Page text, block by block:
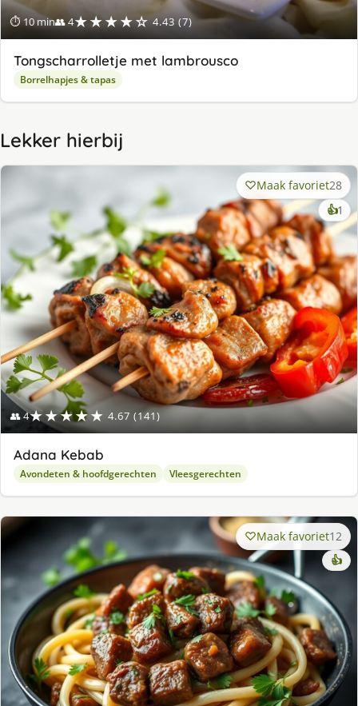
⏱ 10 min👥 4★★★★☆ 4.43 (7)
Tongscharrolletje met lambrousco
Borrelhapjes & tapas
Lekker hierbij
👥 4★★★★★ 4.67 (141)
Maak favoriet28
👍1
Adana Kebab
Avondeten & hoofdgerechten Vleesgerechten
Maak favoriet12
👍